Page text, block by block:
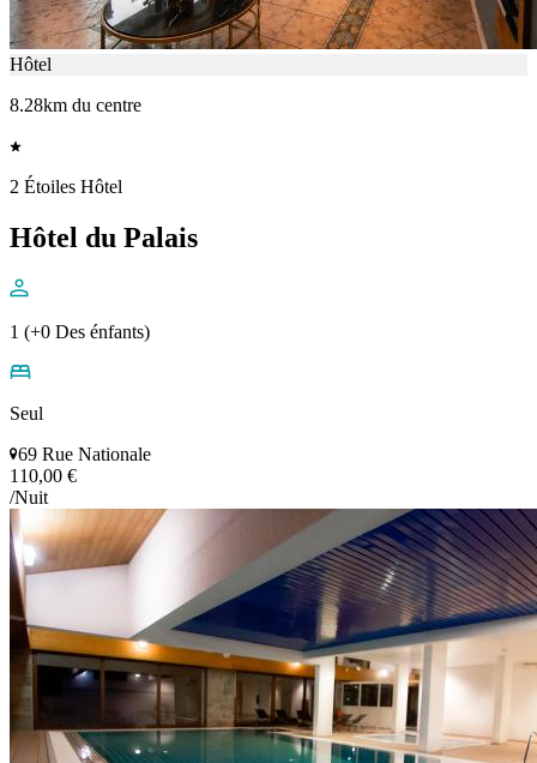
Hôtel
8.28km du centre
2 Étoiles Hôtel
Hôtel du Palais
1 (+0 Des énfants)
Seul
69 Rue Nationale
110,00 €
/Nuit